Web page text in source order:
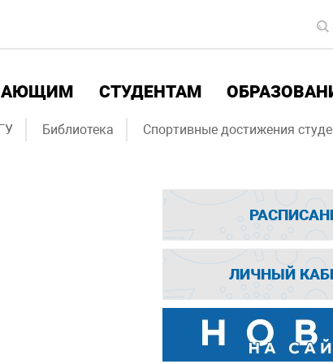
СТУДЕНТАМ
Библиотека
Спортивные достижения
ЛИЧНЫЙ